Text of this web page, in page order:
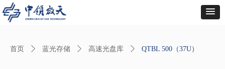
首页 ꄲ 蓝光存储 ꄲ 高速光盘库 ꄲ QTBL 500（37U）